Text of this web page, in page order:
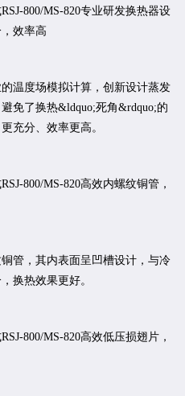
800/MS-820专业研发换热器设
效率高
度场模拟计算，创新设计蒸发
免了换热&ldquo;死角&rdquo;的
充分、效率更高。
800/MS-820高效内螺纹铜管，
，其内表面呈凹槽设计，与冷
换热效果更好。
800/MS-820高效低压损翅片，